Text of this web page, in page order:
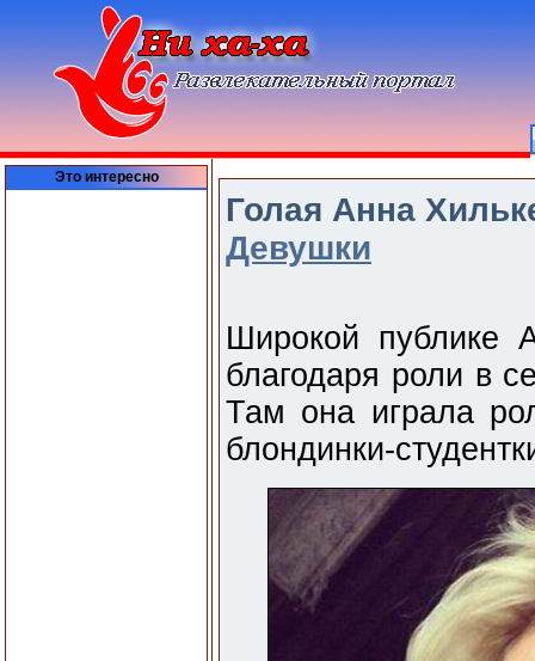
Это интересно
Голая Анна
Девушки
Широкой публике
благодаря роли в
Там она играла
блондинки-